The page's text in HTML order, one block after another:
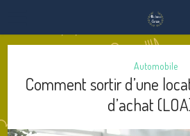
Automobile
Comment sortir d’une
d’achat